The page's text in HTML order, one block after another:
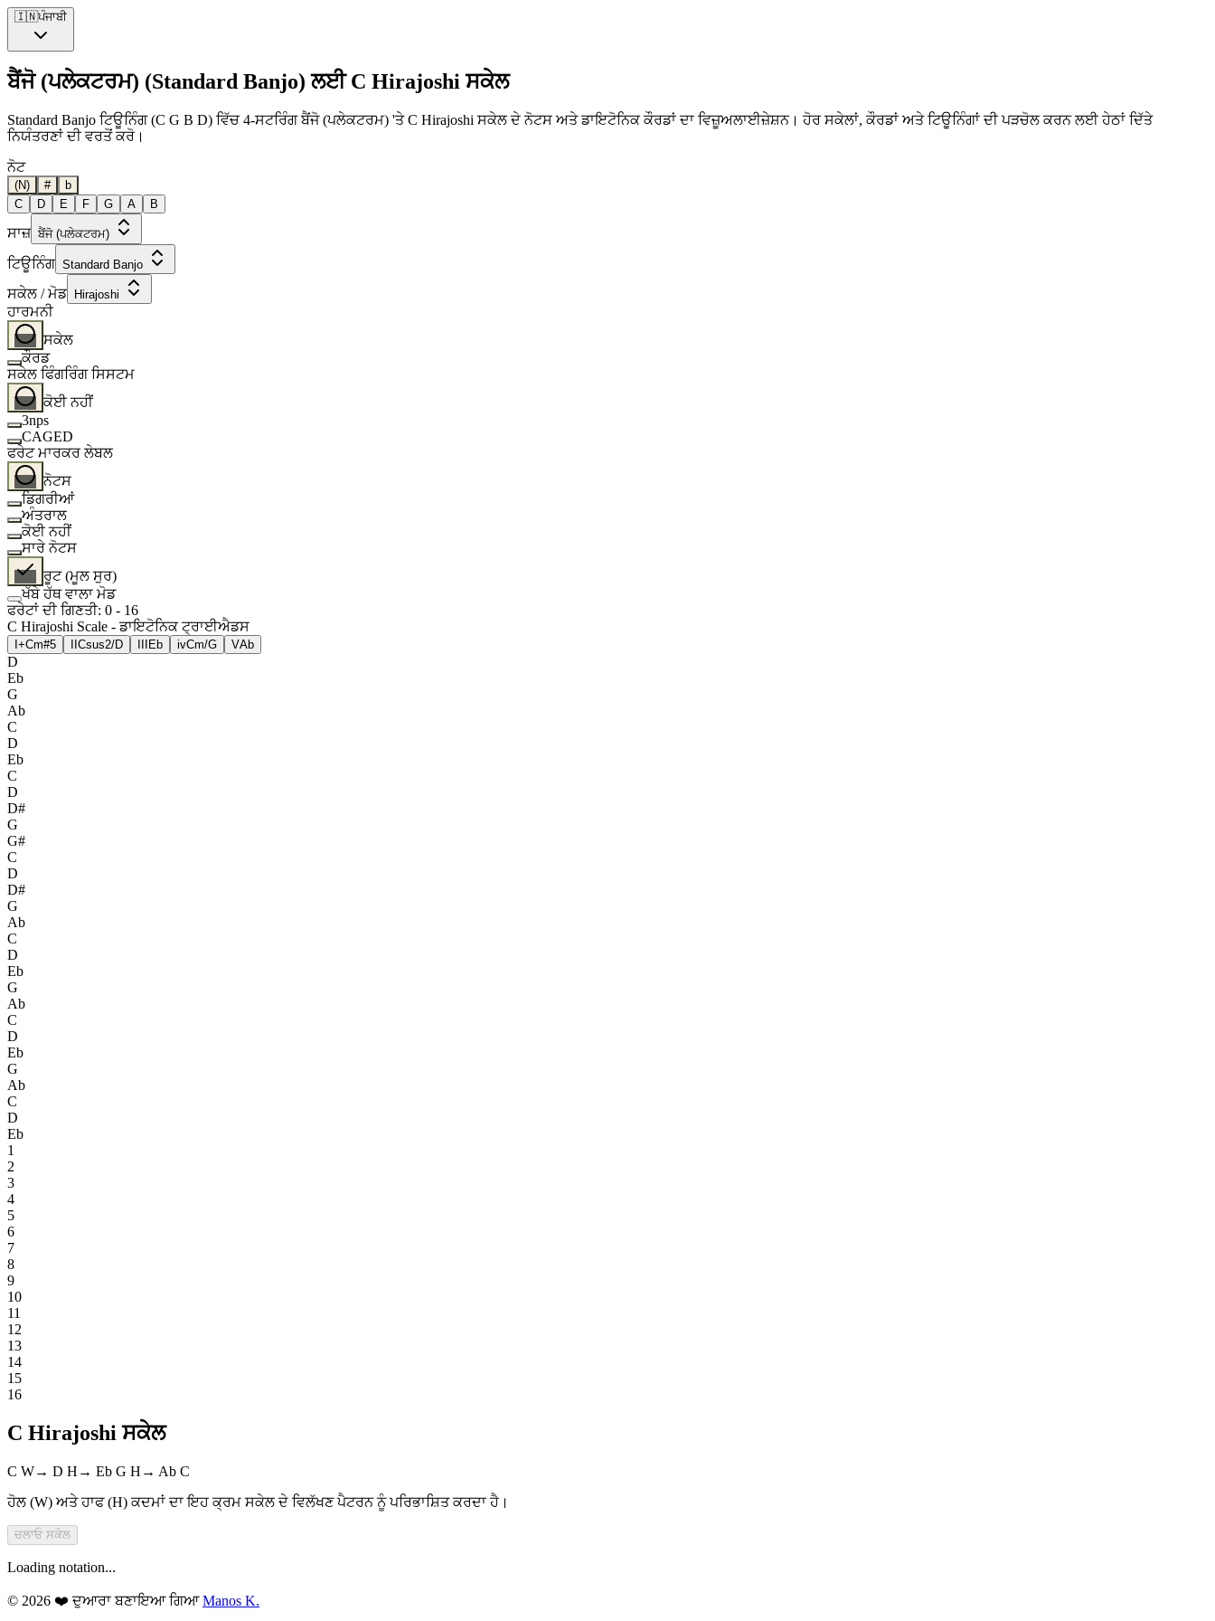
🇮🇳ਪੰਜਾਬੀ
ਬੈਂਜੋ (ਪਲੇਕਟਰਮ) (Standard Banjo) ਲਈ C Hirajoshi ਸਕੇਲ
Standard Banjo ਟਿਊਨਿੰਗ (C G B D) ਵਿੱਚ 4-ਸਟਰਿੰਗ ਬੈਂਜੋ (ਪਲੇਕਟਰਮ) 'ਤੇ C Hirajoshi ਸਕੇਲ ਦੇ ਨੋਟਸ ਅਤੇ ਡਾਇਟੋਨਿਕ ਕੌਰਡਾਂ ਦਾ ਵਿਜ਼ੂਅਲਾਈਜ਼ੇਸ਼ਨ। ਹੋਰ ਸਕੇਲਾਂ, ਕੌਰਡਾਂ ਅਤੇ ਟਿਊਨਿੰਗਾਂ ਦੀ ਪੜਚੋਲ ਕਰਨ ਲਈ ਹੇਠਾਂ ਦਿੱਤੇ
ਨਿਯੰਤਰਣਾਂ ਦੀ ਵਰਤੋਂ ਕਰੋ।
ਨੋਟ
(N) #
b
C
D E F G A B
ਸਾਜ਼ ਬੈਂਜੋ (ਪਲੇਕਟਰਮ)
ਟਿਊਨਿੰਗ Standard Banjo
ਸਕੇਲ / ਮੋਡ Hirajoshi
ਹਾਰਮਨੀ
ਸਕੇਲ
ਕੌਰਡ
ਸਕੇਲ ਫਿੰਗਰਿੰਗ ਸਿਸਟਮ
ਕੋਈ ਨਹੀਂ
3nps
CAGED
ਫਰੇਟ ਮਾਰਕਰ ਲੇਬਲ
ਨੋਟਸ
ਡਿਗਰੀਆਂ
ਅੰਤਰਾਲ
ਕੋਈ ਨਹੀਂ
ਸਾਰੇ ਨੋਟਸ
ਰੂਟ (ਮੂਲ ਸੁਰ)
ਖੱਬੇ ਹੱਥ ਵਾਲਾ ਮੋਡ
ਫਰੇਟਾਂ ਦੀ ਗਿਣਤੀ: 0 - 16
C Hirajoshi Scale - ਡਾਇਟੋਨਿਕ ਟ੍ਰਾਈਐਡਸ
I+Cm#5 Csus2/D Eb ivCm/G VAb
D
Eb
G
Ab
C
D
Eb
C
D
D#
G
G#
C
D
D#
G
Ab
C
D
Eb
G
Ab
C
D
Eb
G
Ab
C
D
Eb
1
2
3
4
5
6
7
8
9
10
11
12
13
14
15
16
C Hirajoshi ਸਕੇਲ
C W→ D H → Eb G H → Ab C
ਹੋਲ (W) ਅਤੇ ਹਾਫ (H) ਕਦਮਾਂ ਦਾ ਇਹ ਕ੍ਰਮ ਸਕੇਲ ਦੇ ਵਿਲੱਖਣ ਪੈਟਰਨ ਨੂੰ ਪਰਿਭਾਸ਼ਿਤ ਕਰਦਾ ਹੈ।
ਚਲਾਓ ਸਕੇਲ
Loading notation...
© 2026 ❤️ ਦੁਆਰਾ ਬਣਾਇਆ ਗਿਆManos K.